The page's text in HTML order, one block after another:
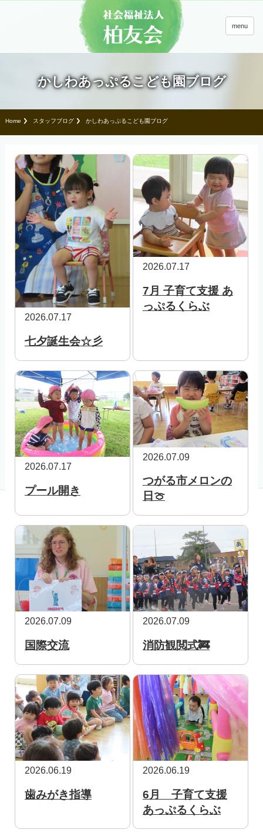
menu
かしわあっぷるこども園ブログ
Home スタッフブログ かしわあっぷるこども園ブログ
2026.07.17
七夕誕生会☆彡
2026.07.17
7月 子育て支援 あ
っぷるくらぶ
2026.07.17
プール開き
2026.07.09
つがる市メロンの
日🍈
2026.07.09
国際交流
2026.07.09
消防観閲式🚒
2026.06.19
歯みがき指導
2026.06.19
6月 子育て支援
あっぷるくらぶ